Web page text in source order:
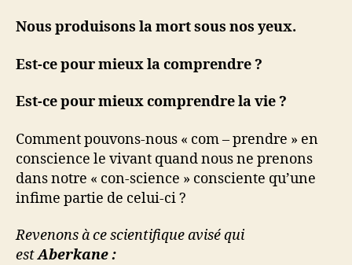
Nous produisons la mort sous nos yeux.
Est-ce pour mieux la comprendre ?
Est-ce pour mieux comprendre la vie ?
Comment pouvons-nous « com – prendre » en
conscience le vivant quand nous ne prenons
dans notre « con-science » consciente qu’une
infime partie de celui-ci ?
Revenons à ce scientifique avisé qui
estAberkane :